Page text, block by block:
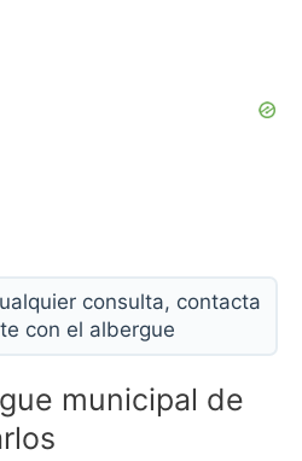
consulta, contacta
con el albergue
municipal de